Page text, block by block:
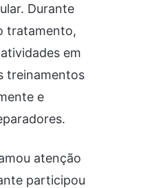
Durante
tratamento,
em
treinamentos
e
atenção
participou